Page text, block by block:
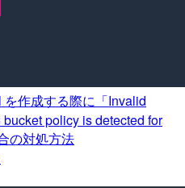
作成する際に「Invalid
policy is detected for
の対処方法